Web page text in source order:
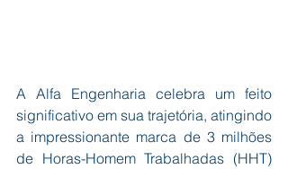
A Alfa Engenharia celebra um feito
significativo em sua trajetória, atingindo
a impressionante marca de 3 milhões
de Horas-Homem Trabalhadas (HHT)